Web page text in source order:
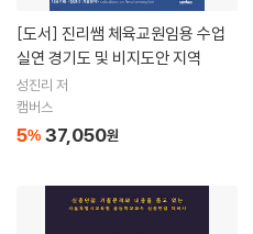
[도서]
실연 경기도 및 비지도안 지역
성진리 저
캠버스
5% 37,050원